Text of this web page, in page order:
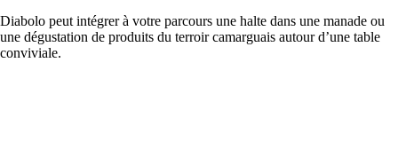
Diabolo peut intégrer à votre parcours une halte dans une manade ou
une dégustation de produits du terroir camarguais autour d’une table
conviviale.